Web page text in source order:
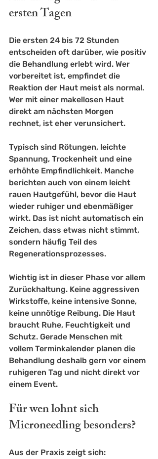
ersten Tagen
Die ersten 24 bis 72 Stunden
entscheiden oft darüber, wie positiv
die Behandlung erlebt wird. Wer
vorbereitet ist, empfindet die
Reaktion der Haut meist als normal.
Wer mit einer makellosen Haut
direkt am nächsten Morgen
rechnet, ist eher verunsichert.
Typisch sind Rötungen, leichte
Spannung, Trockenheit und eine
erhöhte Empfindlichkeit. Manche
berichten auch von einem leicht
rauen Hautgefühl, bevor die Haut
wieder ruhiger und ebenmäßiger
wirkt. Das ist nicht automatisch ein
Zeichen, dass etwas nicht stimmt,
sondern häufig Teil des
Regenerationsprozesses.
Wichtig ist in dieser Phase vor allem
Zurückhaltung. Keine aggressiven
Wirkstoffe, keine intensive Sonne,
keine unnötige Reibung. Die Haut
braucht Ruhe, Feuchtigkeit und
Schutz. Gerade Menschen mit
vollem Terminkalender planen die
Behandlung deshalb gern vor einem
ruhigeren Tag und nicht direkt vor
einem Event.
Für wen lohnt sich
Microneedling besonders?
Aus der Praxis zeigt sich: